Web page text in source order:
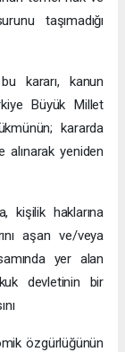
taşımadığı
kararı, kanun
Büyük Millet
kararda
yeniden
kişilik haklarına
aşan ve/veya
yer alan
devletinin bir
özgürlüğünün